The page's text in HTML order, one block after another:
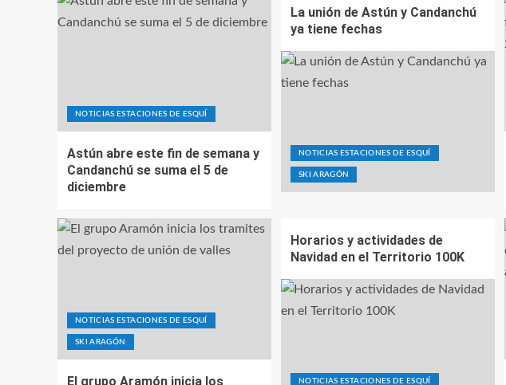
NOTICIAS ESTACIONES DE ESQUÍ
Astún abre este fin de semana y
Candanchú se suma el 5 de
diciembre
NOTICIAS ESTACIONES DE ESQUÍ
SKI ARAGÓN
La unión de Astún y Candanchú
ya tiene fechas
NOTICIAS ESTACIONES DE ESQUÍ
SKI ARAGÓN
El grupo Aramón inicia los
NOTICIAS ESTACIONES DE ESQUÍ
Horarios y actividades de
Navidad en el Territorio 100K